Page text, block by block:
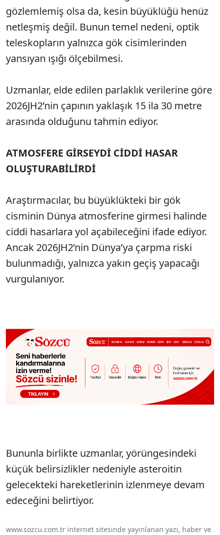
gözlemlemiş olsa da, kesin büyüklüğü henüz
netleşmiş değil. Bunun temel nedeni, optik
teleskopların yalnızca gök cisimlerinden
yansıyan ışığı ölçebilmesi.
Uzmanlar, elde edilen parlaklık verilerine göre
2026JH2’nin çapının yaklaşık 15 ila 30 metre
arasında olduğunu tahmin ediyor.
ATMOSFERE GİRSEYDİ CİDDİ HASAR
OLUŞTURABİLİRDİ
Araştırmacılar, bu büyüklükteki bir gök
cisminin Dünya atmosferine girmesi halinde
ciddi hasarlara yol açabileceğini ifade ediyor.
Ancak 2026JH2’nin Dünya’ya çarpma riski
bulunmadığı, yalnızca yakın geçiş yapacağı
vurgulanıyor.
Bununla birlikte uzmanlar, yörüngesindeki
küçük belirsizlikler nedeniyle asteroitin
gelecekteki hareketlerinin izlenmeye devam
edeceğini belirtiyor.
www.sozcu.com.tr internet sitesinde yayınlanan yazı, haber ve